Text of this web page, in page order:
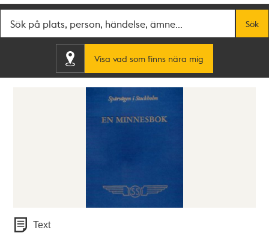
Sök
Visa vad som finns nära mig
Text